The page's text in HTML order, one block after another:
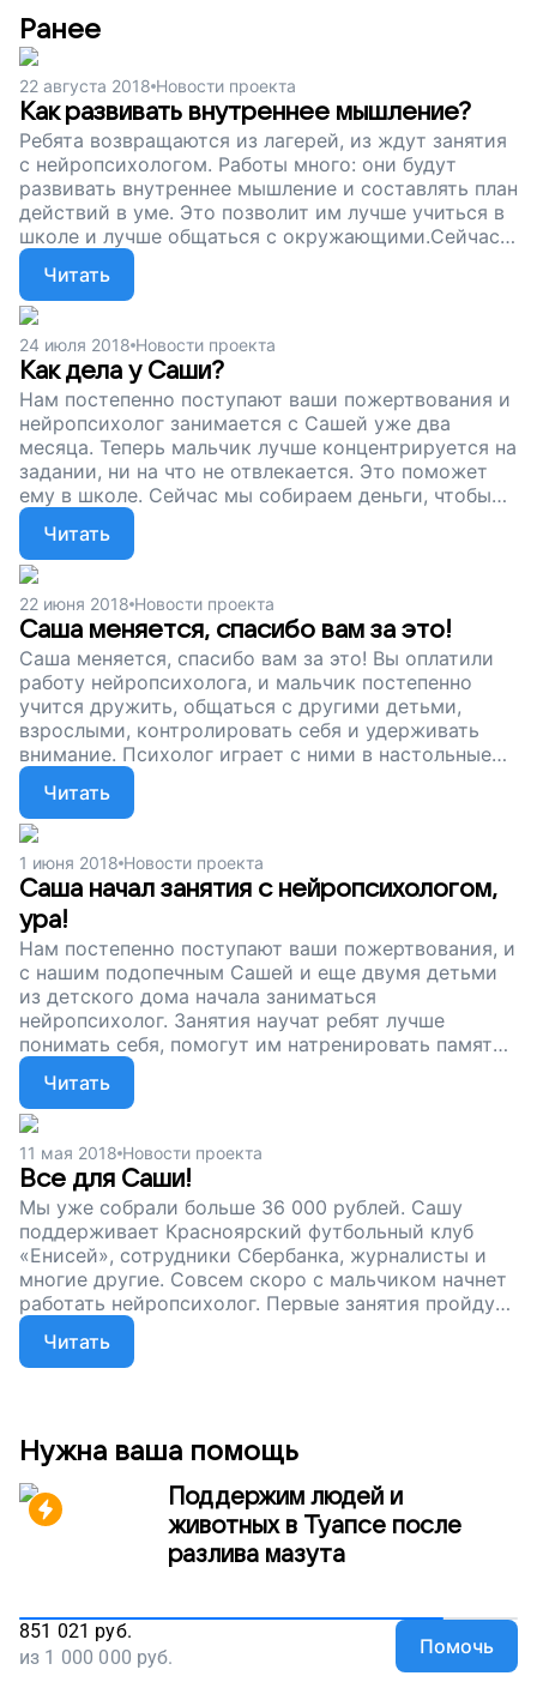
Ранее
22 августа 2018 Новости проекта
Как развивать внутреннее мышление?
Ребята возвращаются из лагерей, из ждут занятия
с нейропсихологом. Работы много: они будут
развивать внутреннее мышление и составлять план
действий в уме. Это позволит им лучше учиться в
школе и лучше общаться с окружающими.Сейчас
психолог занимается с четырьмя детьми из
детского дома. Чтобы занятия продолжались, дети
учились общаться и могли наверстать упущенное,
нужны деньги. Помогите ребятам научиться
контролировать себя и свою жизнь, поддержите
наш проект!
Читать
24 июля 2018 Новости проекта
Как дела у Саши?
Нам постепенно поступают ваши пожертвования и
нейропсихолог занимается с Сашей уже два
месяца. Теперь мальчик лучше концентрируется на
задании, ни на что не отвлекается. Это поможет
ему в школе. Сейчас мы собираем деньги, чтобы
дети из детского дома продолжали заниматься,
развивались, учились контролировать эмоции и
могли наверстать упущенное в детском доме.
Поддержите наш проект!
Читать
22 июня 2018 Новости проекта
Саша меняется, спасибо вам за это!
Саша меняется, спасибо вам за это! Вы оплатили
работу нейропсихолога, и мальчик постепенно
учится дружить, общаться с другими детьми,
взрослыми, контролировать себя и удерживать
внимание. Психолог играет с ними в настольные
игры, делает специальные упражнения... Сейчас
мы продолжаем собирать деньги, чтобы ребята из
детского дома могли наверстать упущенное и
подготовиться к взрослой жизни. Поддержите наш
проект!
Читать
1 июня 2018 Новости проекта
Саша начал занятия с нейропсихологом,
ура!
Нам постепенно поступают ваши пожертвования, и
с нашим подопечным Сашей и еще двумя детьми
из детского дома начала заниматься
нейропсихолог. Занятия научат ребят лучше
понимать себя, помогут им натренировать память,
устранят пробелы в развитии. Чтобы оплатить
полный курс работы нейропсихолога, нам нужны
деньги. Помогите ребятам из детского дома
справиться с трудностями, чтобы проблемы не
помешали им во взрослой жизни, поддержите наш
проект!
Читать
11 мая 2018 Новости проекта
Все для Саши!
Мы уже собрали больше 36 000 рублей. Сашу
поддерживает Красноярский футбольный клуб
«Енисей», сотрудники Сбербанка, журналисты и
многие другие. Совсем скоро с мальчиком начнет
работать нейропсихолог. Первые занятия пройдут
уже в конце мая. Нейропсихолог изучит
индивидуальные особенности ребенка и поможет
ему адаптироваться к жизни в обществе. Чтобы
наш проект!
Читать
Нужна ваша помощь
Поддержим людей и
животных в Туапсе после
разлива мазута
851 021 руб.
из 1 000 000 руб. Помочь